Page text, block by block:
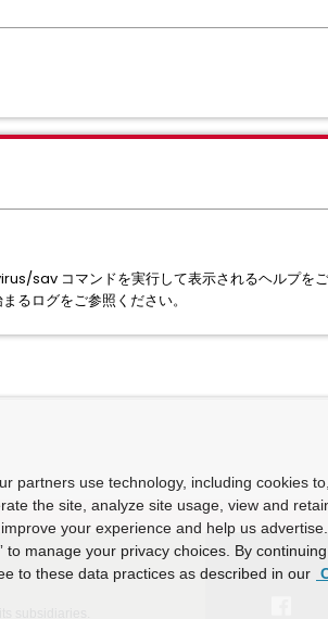
コマンドを実行して表示されるヘルプをご
ログをご参照ください。
partners use technology, including cookies
the site, analyze site usage, view and
your experience and help us
to manage your privacy choices. By
to these data practices as described in our